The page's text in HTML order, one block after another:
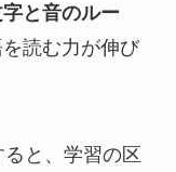
と音のルー
読む力が伸び
と、学習の区